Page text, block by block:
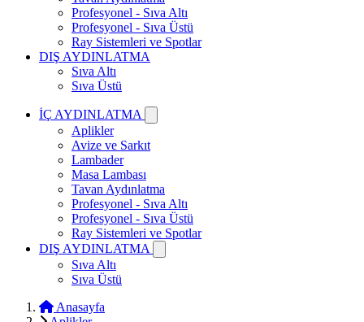
Profesyonel - Sıva Altı
Profesyonel - Sıva Üstü
Ray Sistemleri ve Spotlar
DIŞ AYDINLATMA
Sıva Altı
Sıva Üstü
İÇ AYDINLATMA
Aplikler
Avize ve Sarkıt
Lambader
Masa Lambası
Tavan Aydınlatma
Profesyonel - Sıva Altı
Profesyonel - Sıva Üstü
Ray Sistemleri ve Spotlar
DIŞ AYDINLATMA
Sıva Altı
Sıva Üstü
Anasayfa